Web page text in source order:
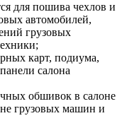
для пошива чехлов и
автомобилей,
грузовых
карт, подиума,
салона
обшивок в салоне
грузовых машин и